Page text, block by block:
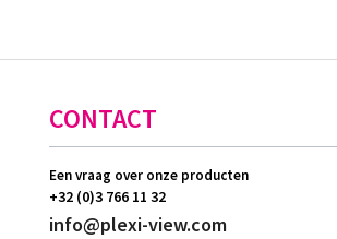
CONTACT
Een vraag over onze producten
+32 (0)3 766 11 32
info@plexi-view.com